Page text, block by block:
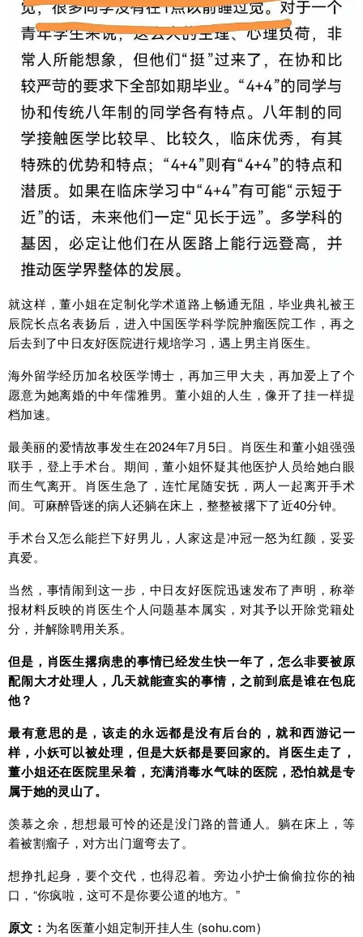
就这样，董小姐在定制化学术道路上畅通无阻，毕业典礼被王
辰院长点名表扬后，进入中国医学科学院肿瘤医院工作，再之
后去到了中日友好医院进行规培学习，遇上男主肖医生。
海外留学经历加名校医学博士，再加三甲大夫，再加爱上了个
愿意为她离婚的中年儒雅男。董小姐的人生，像开了挂一样提
档加速。
最美丽的爱情故事发生在2024年7月5日。肖医生和董小姐强强
联手，登上手术台。期间，董小姐怀疑其他医护人员给她白眼
而生气离开。肖医生急了，连忙尾随安抚，两人一起离开手术
间。可麻醉昏迷的病人还躺在床上，整整被撂下了近40分钟。
手术台又怎么能拦下好男儿，人家这是冲冠一怒为红颜，妥妥
真爱。
当然，事情闹到这一步，中日友好医院迅速发布了声明，称举
报材料反映的肖医生个人问题基本属实，对其予以开除党籍处
分，并解除聘用关系。
但是，肖医生撂病患的事情已经发生快一年了，怎么非要被原
配闹大才处理人，几天就能查实的事情，之前到底是谁在包庇
他？
最有意思的是，该走的永远都是没有后台的，就和西游记一
样，小妖可以被处理，但是大妖都是要回家的。肖医生走了，
董小姐还在医院里呆着，充满消毒水气味的医院，恐怕就是专
属于她的灵山了。
羡慕之余，想想最可怜的还是没门路的普通人。躺在床上，等
着被割瘤子，对方出门遛弯去了。
想挣扎起身，要个交代，也得忍着。旁边小护士偷偷拉你的袖
口，“你疯啦，这可不是你要公道的地方。”
原文： 为名医董小姐定制开挂人生 (sohu.com)